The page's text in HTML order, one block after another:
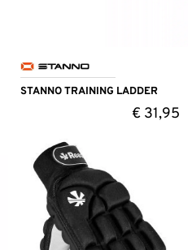
STANNO TRAINING LADDER
€ 31,95